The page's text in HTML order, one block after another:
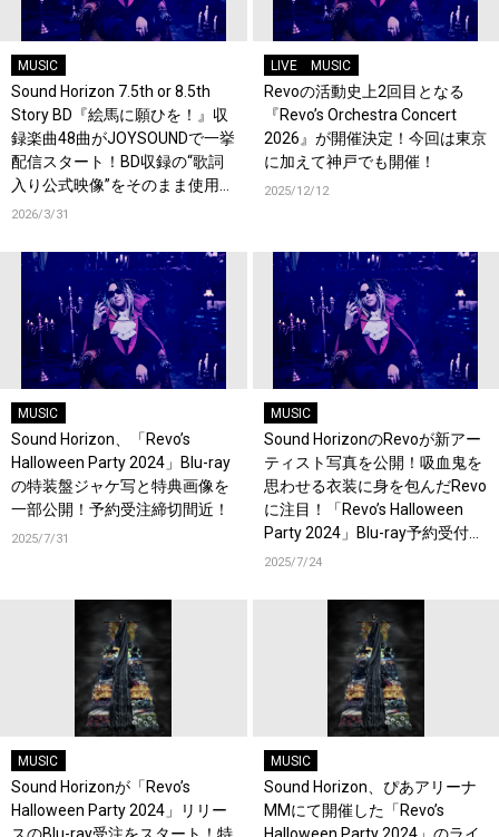
MUSIC
Sound Horizon 7.5th or 8.5th
Story BD『絵馬に願ひを！』収
録楽曲48曲がJOYSOUNDで一挙
配信スタート！BD収録の“歌詞
入り公式映像”をそのまま使用し
た特別仕様のコンテンツ！
2026/3/31
LIVE MUSIC
Revoの活動史上2回目となる
『Revo’s Orchestra Concert
2026』が開催決定！今回は東京
に加えて神戸でも開催！
2025/12/12
MUSIC
Sound Horizon、「Revo’s
Halloween Party 2024」Blu-ray
の特装盤ジャケ写と特典画像を
一部公開！予約受注締切間近！
2025/7/31
MUSIC
Sound HorizonのRevoが新アー
ティスト写真を公開！吸血鬼を
思わせる衣装に身を包んだRevo
に注目！「Revo’s Halloween
Party 2024」Blu-ray予約受付
中！
2025/7/24
MUSIC
Sound Horizonが「Revo’s
Halloween Party 2024」リリー
MUSIC
Sound Horizon、ぴあアリーナ
MMにて開催した「Revo’s